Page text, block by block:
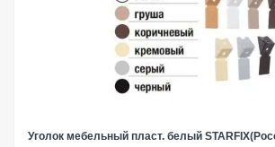
Уголок мебельный пласт. белый